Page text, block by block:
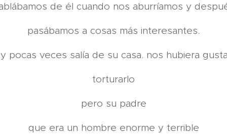
de él cuando nos aburríamos y
pasábamos a cosas más interesantes.
pocas veces salía de su casa. nos hubiera
torturarlo
pero su padre
que era un hombre enorme y terrible